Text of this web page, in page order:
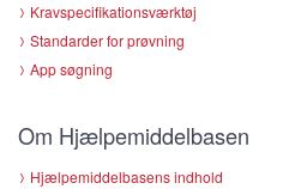
Kravspecifikationsværktøj
Standarder for prøvning
App søgning
Om Hjælpemiddelbasen
Hjælpemiddelbasens indhold